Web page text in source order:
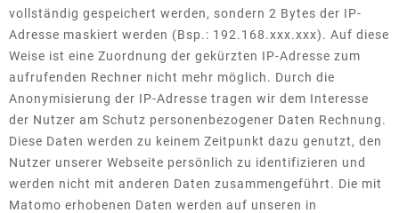
vollständig gespeichert werden, sondern 2 Bytes der IP-
Adresse maskiert werden (Bsp.: 192.168.xxx.xxx). Auf diese
Weise ist eine Zuordnung der gekürzten IP-Adresse zum
aufrufenden Rechner nicht mehr möglich. Durch die
Anonymisierung der IP-Adresse tragen wir dem Interesse
der Nutzer am Schutz personenbezogener Daten Rechnung.
Diese Daten werden zu keinem Zeitpunkt dazu genutzt, den
Nutzer unserer Webseite persönlich zu identifizieren und
werden nicht mit anderen Daten zusammengeführt. Die mit
Matomo erhobenen Daten werden auf unseren in